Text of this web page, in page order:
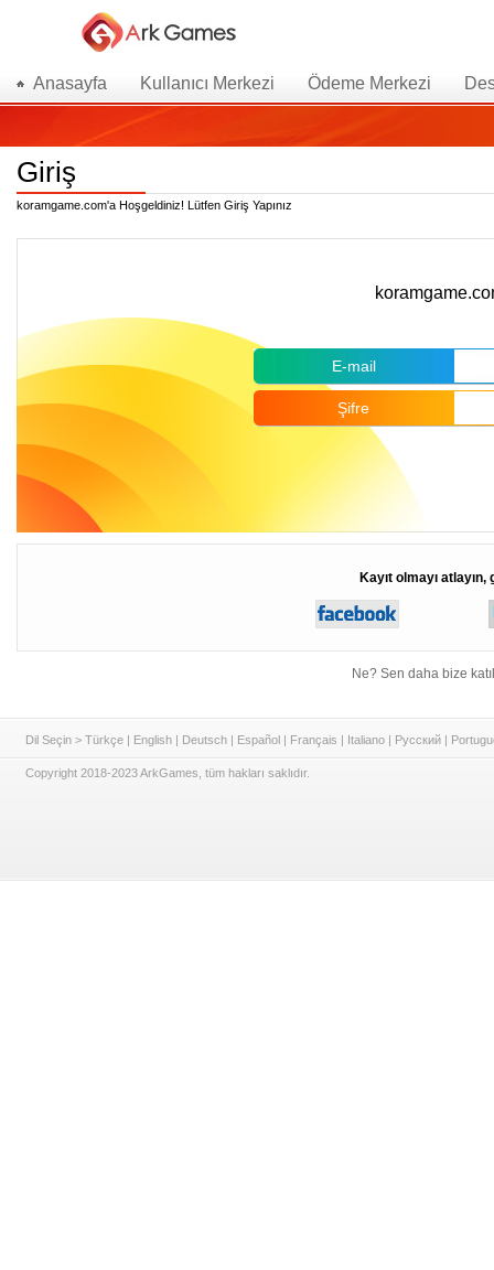
Anasayfa Kullanıcı Merkezi Ödeme Merkezi
Giriş
koramgame.com'a Hoşgeldiniz! Lütfen Giriş Yapınız
E-mail
Şifre
Kayıt olmayı
Ne? Sen daha bize
Dil Seçin > Türkçe | English | Deutsch | Español | Français | Italiano | Русский |
Copyright 2018-2023 ArkGames, tüm hakları saklıdır.